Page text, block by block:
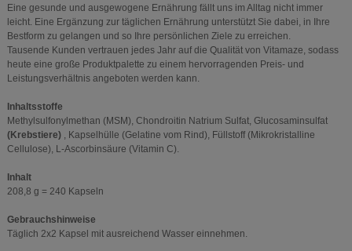
Eine gesunde und ausgewogene Ernährung fällt uns im Alltag nicht immer
leicht. Eine Ergänzung zur täglichen Ernährung unterstützt Sie dabei, in Ihre
Bestform zu gelangen und so Ihre persönlichen Ziele zu erreichen.
Tausende Kunden vertrauen jedes Jahr auf die Qualität von Vitamaze, sodass
heute eine große Produktpalette zu einem hervorragenden Preis- und
Leistungsverhältnis angeboten werden kann.
Inhaltsstoffe
Methylsulfonylmethan (MSM), Chondroitin Natrium Sulfat, Glucosaminsulfat
(Krebstiere)
, Kapselhülle (Gelatine vom Rind), Füllstoff (Mikrokristalline
Cellulose), L-Ascorbinsäure (Vitamin C).
Inhalt
208,8 g = 240 Kapseln
Gebrauchshinweise
Täglich 2x2 Kapsel mit ausreichend Wasser einnehmen.